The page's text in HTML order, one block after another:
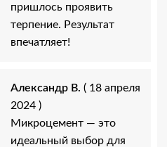
пришлось проявить
терпение. Результат
впечатляет!
Александр В. ( 18 апреля
2024 )
Микроцемент — это
идеальный выбор для